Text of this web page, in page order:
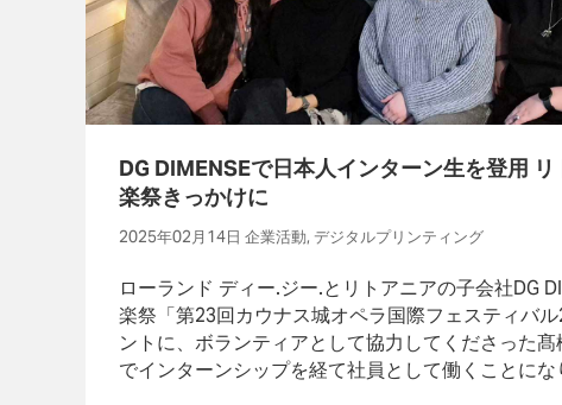
DG DIMENSEで日本人インターン生を登用
楽祭きっかけに
2025年02月14日 企業活動, デジタルプリンティング
ローランド ディー.ジー.とリトアニアの子会社DG
楽祭「第23回カウナス城オペラ国際フェスティバ
ントに、ボランティアとして協力してくださった
でインターンシップを経て社員として働くことにな